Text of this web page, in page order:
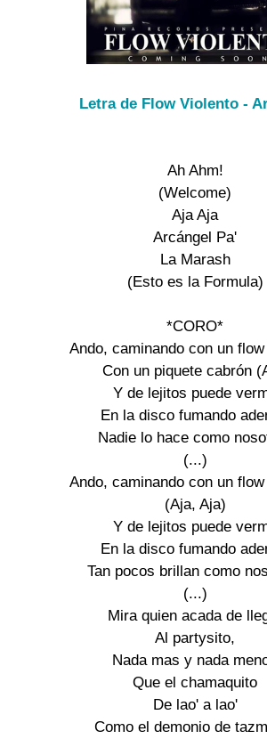
Letra de Flow Violento -
Ah Ahm!
(Welcome)
Aja Aja
Arcángel Pa'
La Marash
(Esto es la Formula)
*CORO*
Ando, caminando con un
Con un piquete cabrón
Y de lejitos puede
En la disco fumando
Nadie lo hace como
(...)
Ando, caminando con un
(Aja, Aja)
Y de lejitos puede
En la disco fumando
Tan pocos brillan como
(...)
Mira quien acada de
Al partysito,
Nada mas y nada
Que el chamaquito
De lao' a lao'
Como el demonio de